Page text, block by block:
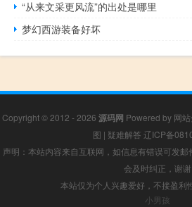
“从来文采更风流”的出处是哪里
梦幻西游装备好坏
Copyright © 2012 - 2026 源码网 Powered by 网
图 | 疑难解答 辽ICP备
声明：本站内容来自互联网，如信息有错误可发
会及时纠正，谢谢
本站仅为个人兴趣爱好，不接盈利
小男孩